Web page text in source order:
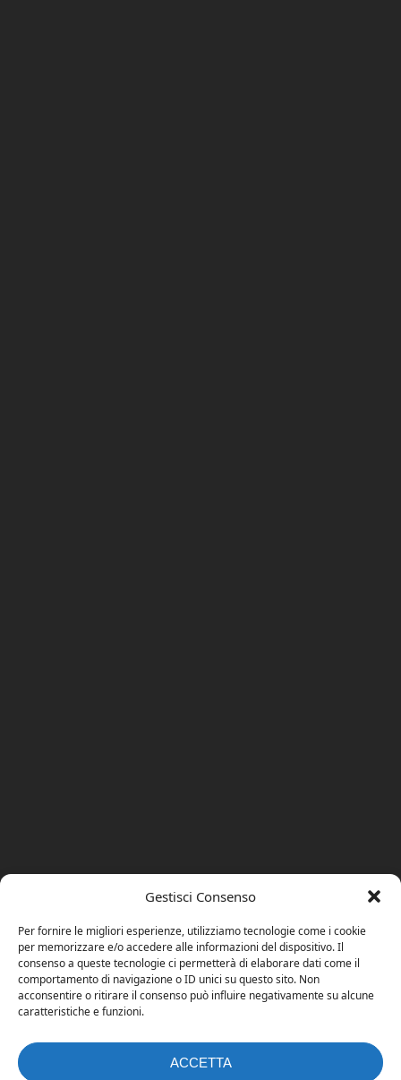
Gestisci Consenso
Per fornire le migliori esperienze, utilizziamo tecnologie come i cookie
per memorizzare e/o accedere alle informazioni del dispositivo. Il
consenso a queste tecnologie ci permetterà di elaborare dati come il
comportamento di navigazione o ID unici su questo sito. Non
acconsentire o ritirare il consenso può influire negativamente su alcune
caratteristiche e funzioni.
ACCETTA